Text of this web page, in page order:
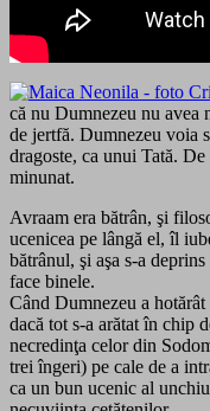
că nu Dumnezeu nu avea
de jertfă. Dumnezeu voia
dragoste, ca unui Tată.
minunat.
Avraam era bătrân, şi
ucenicea pe lângă el, îl
bătrânul, şi aşa s-a
face binele.
Când Dumnezeu a
dacă tot s-a arătat în chip
necredinţa celor din
trei îngeri) pe cale de a
ca un bun ucenic al